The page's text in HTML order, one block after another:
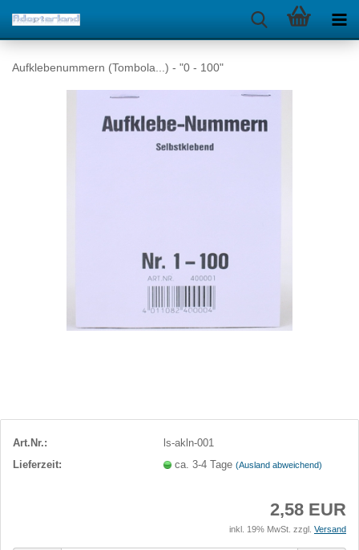
Aufklebenummern (Tombola...) - "0 - 100"
Art.Nr.:
ls-akln-001
Lieferzeit:
ca. 3-4 Tage(Ausland abweichend)
2,58 EUR
inkl. 19% MwSt. zzgl. Versand